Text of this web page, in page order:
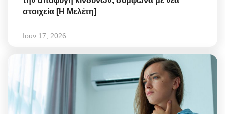
στοιχεία [Η Μελέτη]
Ιουν 17, 2026